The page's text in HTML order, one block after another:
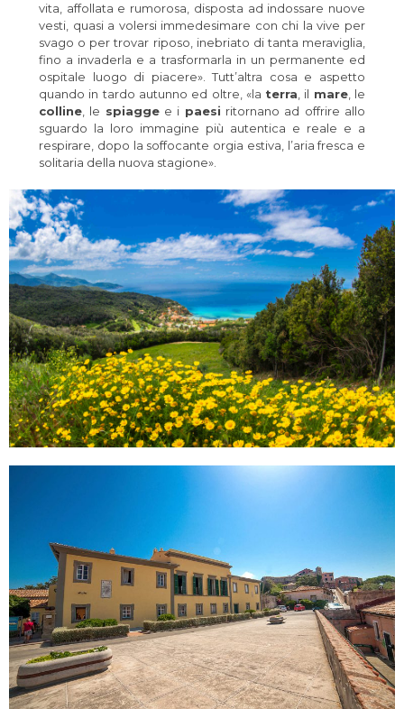
vita, affollata e rumorosa, disposta ad indossare nuove
vesti, quasi a volersi immedesimare con chi la vive per
svago o per trovar riposo, inebriato di tanta meraviglia,
fino a invaderla e a trasformarla in un permanente ed
ospitale luogo di piacere». Tutt’altra cosa e aspetto
quando in tardo autunno ed oltre, «la terra , il mare, le
colline , le spiaggee i paesi ritornano ad offrire allo
sguardo la loro immagine più autentica e reale e a
respirare, dopo la soffocante orgia estiva, l’aria fresca e
solitaria della nuova stagione».